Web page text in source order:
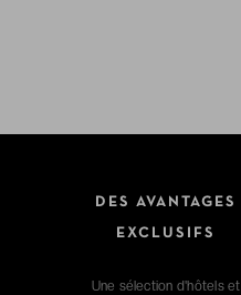
DES AVANTAGES
EXCLUSIFS
Une sélection d'hôtels et